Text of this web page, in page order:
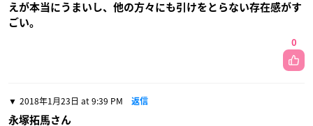
えが本当にうまいし、他の方々にも引けをとらない存在感がす
ごい。
0
2018年1月23日 at 9:39 PM 返信
永塚拓馬さん